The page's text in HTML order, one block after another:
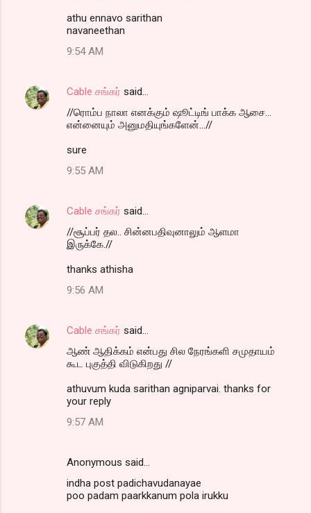
athu ennavo sarithan
navaneethan
9:54 AM
Cable சங்கர் said…
//ரொம்ப நாலா எனக்கும் ஷூட்டிங் பாக்க ஆசை...
என்னையும் அனுமதியுங்களேன்...//
sure
9:55 AM
Cable சங்கர் said…
//சூப்பர் தல.. சின்னபதிவுனாலும் ஆளமா
இருக்கே.//
thanks athisha
9:56 AM
Cable சங்கர் said…
ஆண் ஆதிக்கம் என்பது சில நேரங்களி சமுதாயம்
கூட புகுத்தி விடுகிறது //
athuvum kuda sarithan agniparvai. thanks for
your reply
9:57 AM
Anonymous said…
indha post padichavudanayae
poo padam paarkkanum pola irukku